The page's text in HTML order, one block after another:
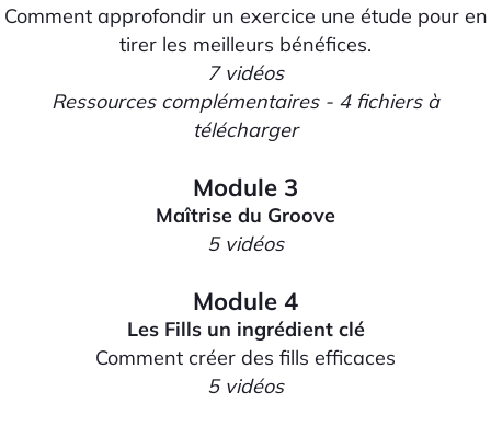
Comment approfondir un exercice une étude pour en
tirer les meilleurs bénéfices.
7 vidéos
Ressources complémentaires - 4 fichiers à
télécharger
Module 3
Maîtrise du Groove
5 vidéos
Module 4
Les Fills un ingrédient clé
Comment créer des fills efficaces
5 vidéos